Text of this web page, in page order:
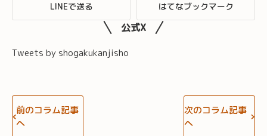
LINEで送る はてなブックマーク
公式X
Tweets by shogakukanjisho
前のコラム記事
へ
次のコラム記事
へ